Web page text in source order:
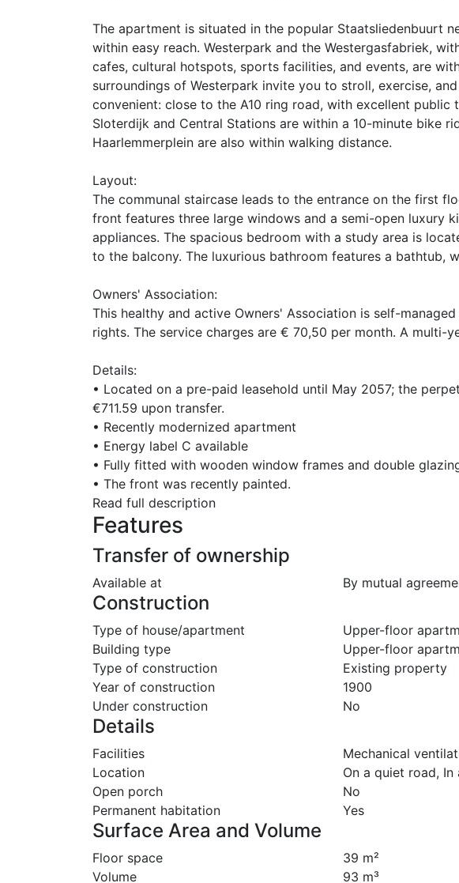
The apartment is situated in the popular Staatsliedenbuurt
within easy reach. Westerpark and the Westergasfabriek,
cafes, cultural hotspots, sports facilities, and events, are
surroundings of Westerpark invite you to stroll, exercise,
convenient: close to the A10 ring road, with excellent
Sloterdijk and Central Stations are within a 10-minute bike
Haarlemmerplein are also within walking distance.
Layout:
The communal staircase leads to the entrance on the first
front features three large windows and a semi-open luxury
appliances. The spacious bedroom with a study area is
to the balcony. The luxurious bathroom features a bathtub,
Owners' Association:
This healthy and active Owners' Association is self-
rights. The service charges are € 70,50 per month. A multi-
Details:
• Located on a pre-paid leasehold until May 2057; the
€711.59 upon transfer.
• Recently modernized apartment
• Energy label C available
• Fully fitted with wooden window frames and double
• The front was recently painted.
Read full description
Features
Transfer of ownership
Available at By mutual
Construction
Type of house/apartment
Upper-floor
Building type
Upper-floor
Type of construction
Existing property
Year of construction
1900
Under construction
No
Details
Facilities
Mechanical
Location
On a quiet road,
Open porch
No
Permanent habitation
Yes
Surface Area and Volume
Floor space
39 m²
Volume
93 m³